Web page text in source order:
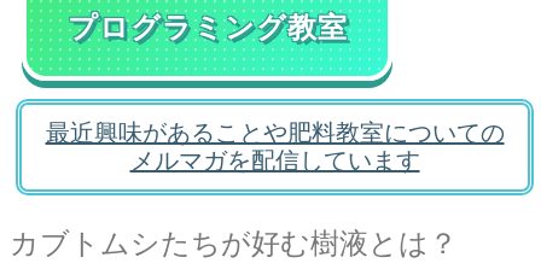
プログラミング教室
最近興味があることや肥料教室についての
メルマガを配信しています
カブトムシたちが好む樹液とは？